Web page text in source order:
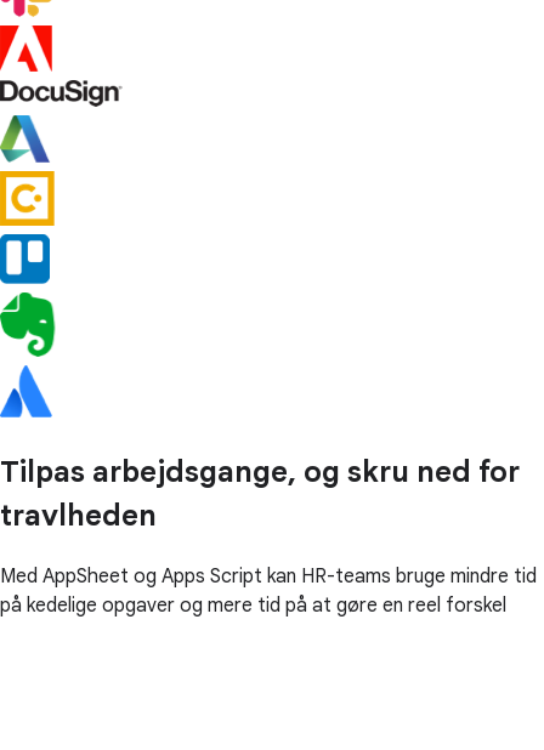
Tilpas arbejdsgange, og skru ned for
travlheden
Med AppSheet og Apps Script kan HR-teams bruge mindre tid
på kedelige opgaver og mere tid på at gøre en reel forskel